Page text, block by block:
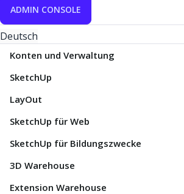
ADMIN CONSOLE
Deutsch
Konten und Verwaltung
SketchUp
LayOut
SketchUp für Web
SketchUp für Bildungszwecke
3D Warehouse
Extension Warehouse